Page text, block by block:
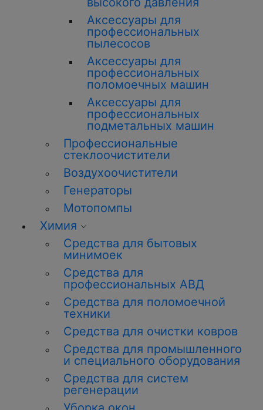
Аксессуары для
профессиональных
пылесосов
Аксессуары для
профессиональных
поломоечных машин
Аксессуары для
профессиональных
подметальных машин
Профессиональные
стеклоочистители
Воздухоочистители
Генераторы
Мотопомпы
Химия
Средства для бытовых
минимоек
Средства для
профессиональных АВД
Средства для поломоечной
техники
Средства для очистки ковров
Средства для промышленного
и специального оборудования
Средства для систем
регенерации